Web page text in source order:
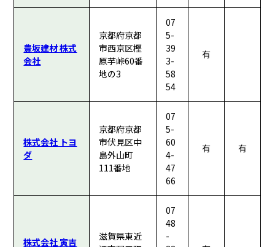
豊坂建材 株式
会社
京都府京都
市西京区樫
原芋峠60番
地の3
07
5-
39
3-
58
54
有
株式会社 トヨ
ダ
京都府京都
市伏見区中
島外山町
111番地
07
5-
60
4-
47
66
有 有
株式会社 寅吉
滋賀県東近
07
48
-